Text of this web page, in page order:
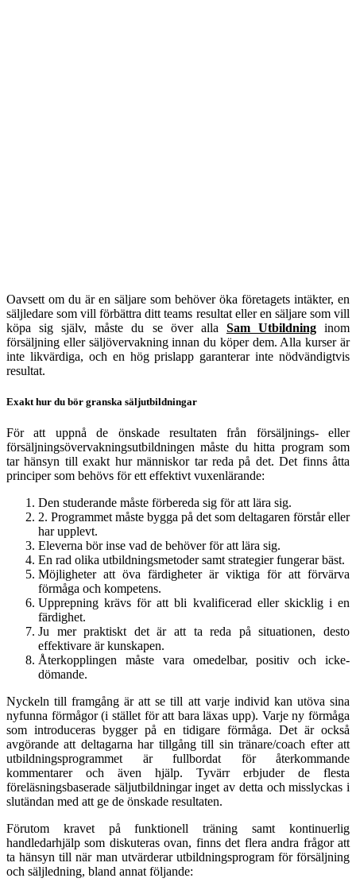
Oavsett om du är en säljare som behöver öka företagets intäkter, en
säljledare som vill förbättra ditt teams resultat eller en säljare som vill
köpa sig själv, måste du se över alla Sam Utbildninginom
försäljning eller säljövervakning innan du köper dem. Alla kurser är
inte likvärdiga, och en hög prislapp garanterar inte nödvändigtvis
resultat.
Exakt hur du bör granska säljutbildningar
För att uppnå de önskade resultaten från försäljnings- eller
försäljningsövervakningsutbildningen måste du hitta program som
tar hänsyn till exakt hur människor tar reda på det. Det finns åtta
principer som behövs för ett effektivt vuxenlärande:
Den studerande måste förbereda sig för att lära sig.
2. Programmet måste bygga på det som deltagaren förstår eller
har upplevt.
Eleverna bör inse vad de behöver för att lära sig.
En rad olika utbildningsmetoder samt strategier fungerar bäst.
Möjligheter att öva färdigheter är viktiga för att förvärva
förmåga och kompetens.
Upprepning krävs för att bli kvalificerad eller skicklig i en
färdighet.
Ju mer praktiskt det är att ta reda på situationen, desto
effektivare är kunskapen.
Återkopplingen måste vara omedelbar, positiv och icke-
dömande.
Nyckeln till framgång är att se till att varje individ kan utöva sina
nyfunna förmågor (i stället för att bara läxas upp). Varje ny förmåga
som introduceras bygger på en tidigare förmåga. Det är också
avgörande att deltagarna har tillgång till sin tränare/coach efter att
utbildningsprogrammet är fullbordat för återkommande
kommentarer och även hjälp. Tyvärr erbjuder de flesta
föreläsningsbaserade säljutbildningar inget av detta och misslyckas i
slutändan med att ge de önskade resultaten.
Förutom kravet på funktionell träning samt kontinuerlig
handledarhjälp som diskuteras ovan, finns det flera andra frågor att
ta hänsyn till när man utvärderar utbildningsprogram för försäljning
och säljledning, bland annat följande: